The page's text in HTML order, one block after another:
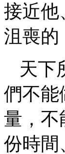
接近他
沮喪的
天下
們不能
量，不
份時間